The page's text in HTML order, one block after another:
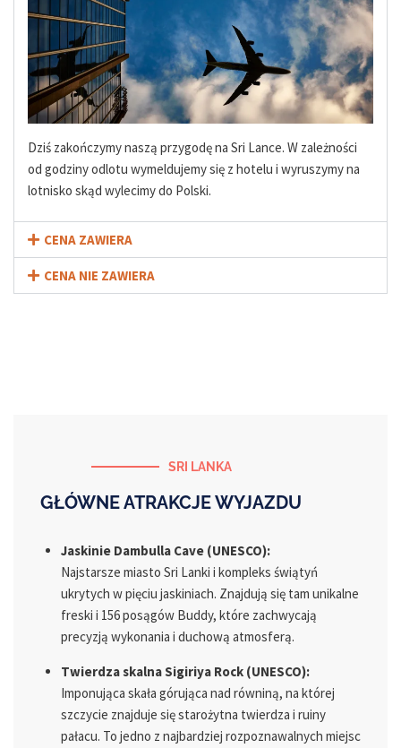
Dziś zakończymy naszą przygodę na Sri Lance. W zależności
od godziny odlotu wymeldujemy się z hotelu i wyruszymy na
lotnisko skąd wylecimy do Polski.
CENA ZAWIERA
CENA NIE ZAWIERA
SRI LANKA
GŁÓWNE ATRAKCJE WYJAZDU
Jaskinie Dambulla Cave (UNESCO):
Najstarsze miasto Sri Lanki i kompleks świątyń
ukrytych w pięciu jaskiniach. Znajdują się tam unikalne
freski i 156 posągów Buddy, które zachwycają
precyzją wykonania i duchową atmosferą.
Twierdza skalna Sigiriya Rock (UNESCO):
Imponująca skała górująca nad równiną, na której
szczycie znajduje się starożytna twierdza i ruiny
pałacu. To jedno z najbardziej rozpoznawalnych miejsc